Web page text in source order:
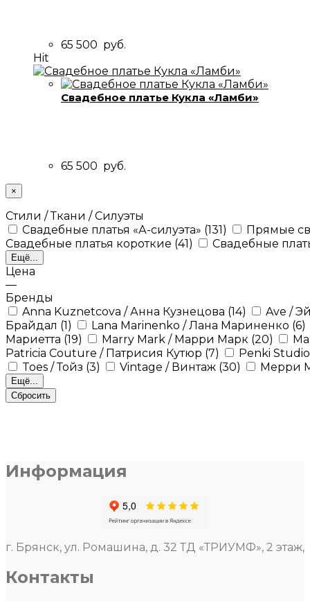
65 500 руб.
Hit
Свадебное платье Кукла «Ламби»
65 500 руб.
×
Стили / Ткани / Силуэты
Свадебные платья «А-силуэта» (131)
Прямые
Свадебные платья короткие (41) Свадебные
Ещё...
Цена
—
Бренды
Anna Kuznetcova / Анна Кузнецова (14)
Ave /
Брайдал (1) Lana Marinenko / Лана Мариненко (6)
Мариетта (19) Marry Mark / Марри Марк (20)
Patricia Couture / Патрисия Кутюр (7)
Penki
Toes / Тойз (3) Vintage / Винтаж (30) Мерри
Ещё...
Сбросить
Информация
г. Брянск, ул. Ромашина, д. 32 ТД «ТРИУМФ», 2 этаж,
Контакты